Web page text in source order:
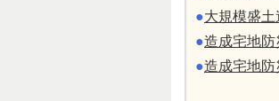
●大規模盛土
●造成宅地防
●造成宅地防